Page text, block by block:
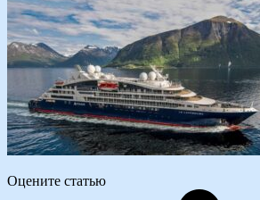
Оцените статью